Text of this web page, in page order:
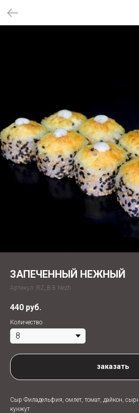
ЗАПЕЧЕННЫЙ НЕЖНЫЙ
Артикул: RZ_B 8 Nezh
440 руб.
Количество
заказать
Сыр Филадельфия, омлет, томат, дайкон,
кунжут